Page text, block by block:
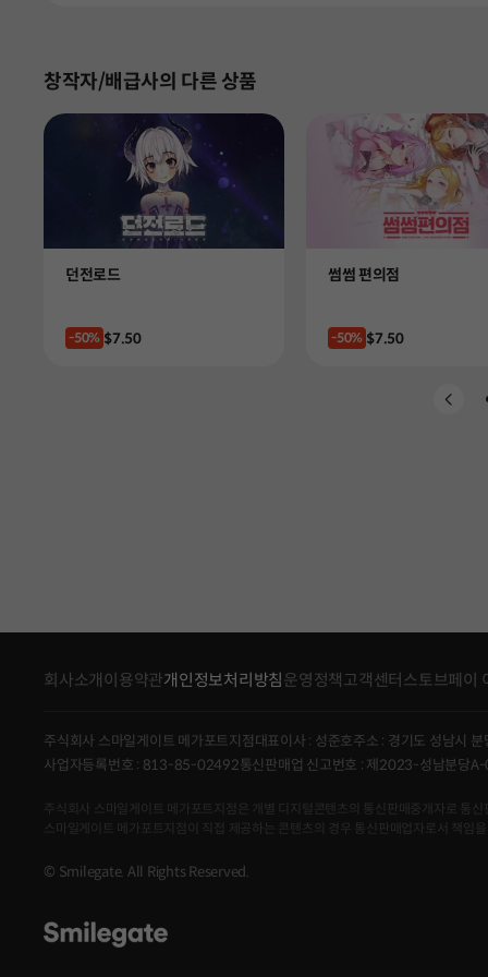
창작자/배급사의 다른 상품
Product
던전로드
-50% Price
$7.50
Product
썸썸 편의점
-50% Price
$7.50
회사소개 이용약관개인정보처리방침 운영정책고객센터 스토브페이
주식회사 스마일게이트 메가포트지점대표이사 : 성준호주소 : 경기도 성남시
사업자등록번호 : 813-85-02492통신판매업 신고번호 : 제2023-성남분당
주식회사 스마일게이트 메가포트지점은 개별 디지털콘텐츠의 통신판매중개자로 통
스마일게이트 메가포트지점이 직접 제공하는 콘텐츠의 경우 통신판매업자로서 책임을
© Smilegate. All Rights Reserved.